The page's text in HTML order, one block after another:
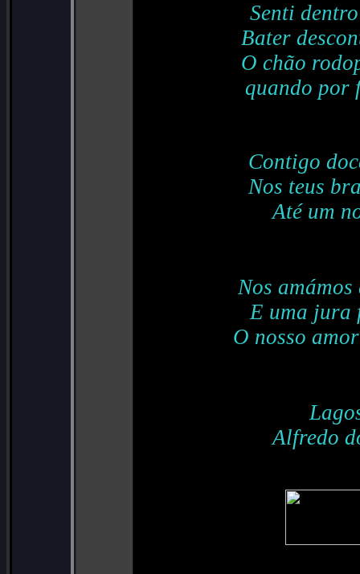
Senti
Bater
O chão
quando por
Contigo
Nos teus
Até um
Nos
E uma jura
O nosso
Alfredo